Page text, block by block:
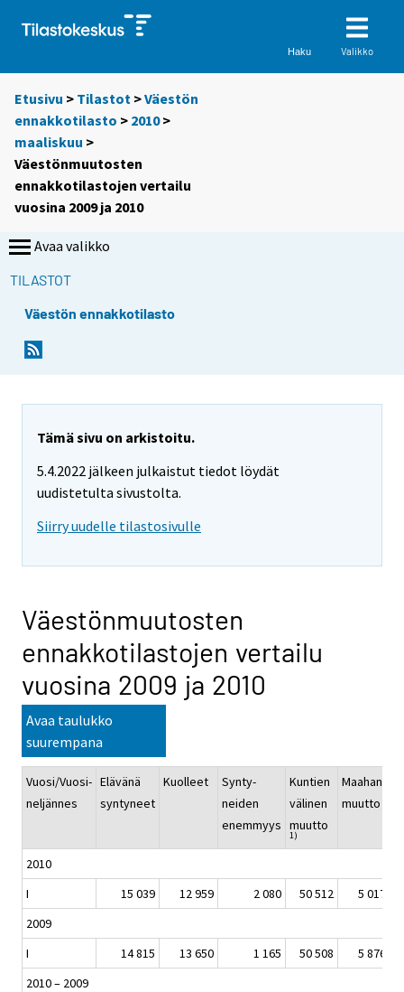
Haku Valikko
Etusivu > Tilastot >Väestön
ennakkotilasto > 2010>
maaliskuu >
Väestönmuutosten
ennakkotilastojen vertailu
vuosina 2009 ja 2010
Avaa valikko
TILASTOT
Väestön ennakkotilasto
Tämä sivu on arkistoitu.
5.4.2022 jälkeen julkaistut tiedot löydät
uudistetulta sivustolta.
Siirry uudelle tilastosivulle
Väestönmuutosten
ennakkotilastojen vertailu
vuosina 2009 ja 2010
Avaa taulukko
suurempana
Vuosi/Vuosi-
neljännes
Elävänä
syntyneet
Kuolleet
Synty-
neiden
enemmyys
Kuntien
välinen
muutto
1)
Maahan-
muutto
2010
I
15 039 12 959 2 080 50 512
5 017
2009
I
14 815 13 650 1 165 50 508
5 876
2010 – 2009